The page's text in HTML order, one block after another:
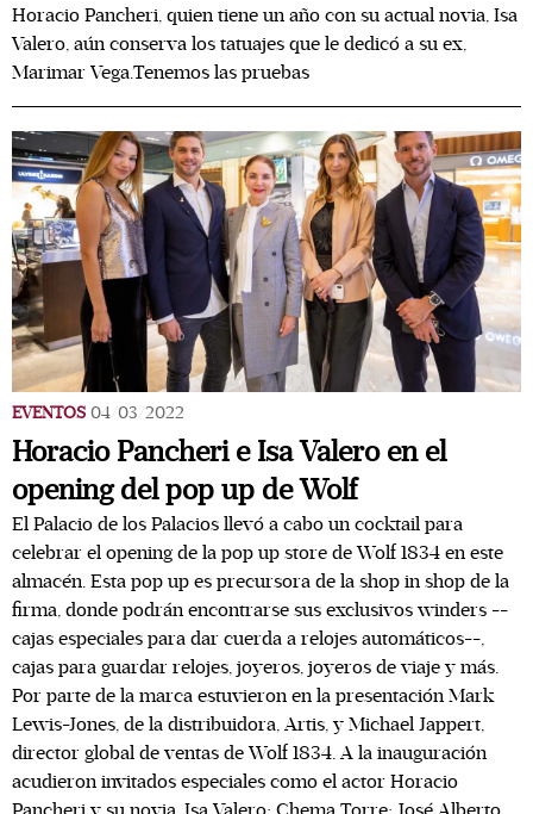
Horacio Pancheri, quien tiene un año con su actual novia, Isa
Valero, aún conserva los tatuajes que le dedicó a su ex,
Marimar Vega.Tenemos las pruebas
EVENTOS 04/03/2022
Horacio Pancheri e Isa Valero en el
opening del pop up de Wolf
El Palacio de los Palacios llevó a cabo un cocktail para
celebrar el opening de la pop up store de Wolf 1834 en este
almacén. Esta pop up es precursora de la shop in shop de la
firma, donde podrán encontrarse sus exclusivos winders --
cajas especiales para dar cuerda a relojes automáticos--,
cajas para guardar relojes, joyeros, joyeros de viaje y más.
Por parte de la marca estuvieron en la presentación Mark
Lewis-Jones, de la distribuidora, Artis, y Michael Jappert,
director global de ventas de Wolf 1834. A la inauguración
acudieron invitados especiales como el actor Horacio